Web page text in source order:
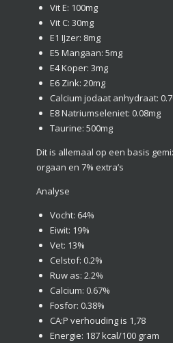
Vit E: 100mg
Vit C: 30mg
E1 IJzer: 8mg
E5 Mangaan: 5mg
E4 Koper: 3mg
E6 Zink: 20mg
Calcium jodaat anhydraat:
E8 Natriumseleniet: 0.08mg
Taurine: 500mg
Dit is allemaal op een basis
orgaan en 7% extra’s
Analyse
Vocht: 64%
Eiwit: 19%
Vet: 13%
Celstof: 0.2%
Ruw as: 2.2%
Calcium: 0.67%
Fosfor: 0.38%
CA:P verhouding is 1,78
Energie: 187 kcal/100 gram